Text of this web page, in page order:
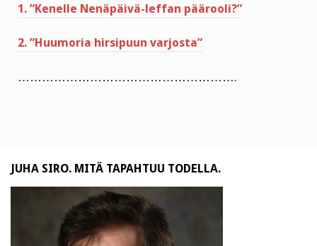
1. ”Kenelle Nenäpäivä-leffan päärooli?”
2. ”Huumoria hirsipuun varjosta”
……………………………………………….
JUHA SIRO. MITÄ TAPAHTUU TODELLA.